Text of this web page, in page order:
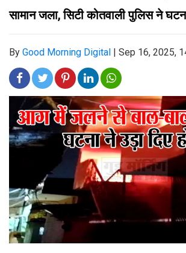
सामान जला, सिटी कोतवाली पुलिस ने
By Good Morning Digital | Sep 16, 2025,